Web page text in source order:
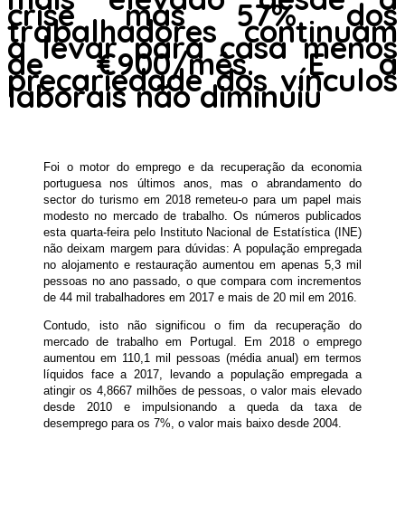
crise mas 57% dos
trabalhadores continuam
a levar para casa menos
de €900/mês. E a
precariedade dos vínculos
laborais não diminuiu
Foi o motor do emprego e da recuperação da economia
portuguesa nos últimos anos, mas o abrandamento do
sector do turismo em 2018 remeteu-o para um papel mais
modesto no mercado de trabalho. Os números publicados
esta quarta-feira pelo Instituto Nacional de Estatística (INE)
não deixam margem para dúvidas: A população empregada
no alojamento e restauração aumentou em apenas 5,3 mil
pessoas no ano passado, o que compara com incrementos
de 44 mil trabalhadores em 2017 e mais de 20 mil em 2016.
Contudo, isto não significou o fim da recuperação do
mercado de trabalho em Portugal. Em 2018 o emprego
aumentou em 110,1 mil pessoas (média anual) em termos
líquidos face a 2017, levando a população empregada a
atingir os 4,8667 milhões de pessoas, o valor mais elevado
desde 2010 e impulsionando a queda da taxa de
desemprego para os 7%, o valor mais baixo desde 2004.